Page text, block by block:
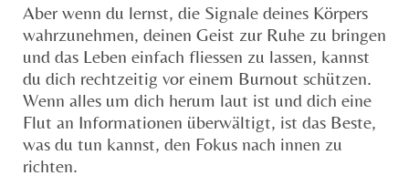
Aber wenn du lernst, die Signale deines Körpers
wahrzunehmen, deinen Geist zur Ruhe zu bringen
und das Leben einfach fliessen zu lassen, kannst
du dich rechtzeitig vor einem Burnout schützen.
Wenn alles um dich herum laut ist und dich eine
Flut an Informationen überwältigt, ist das Beste,
was du tun kannst, den Fokus nach innen zu
richten.